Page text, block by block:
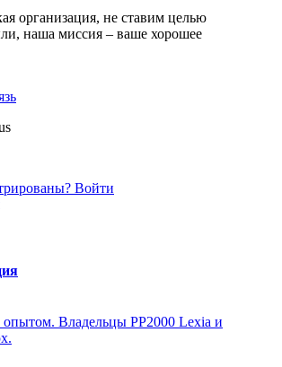
организация, не ставим целью
наша миссия – ваше хорошее
Войти
Владельцы PP2000 Lexia и